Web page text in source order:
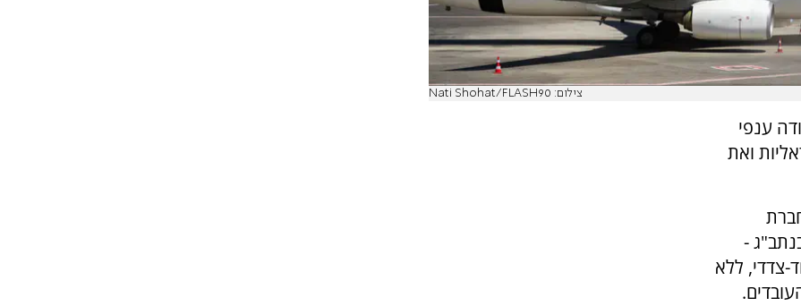
צילום: Nati Shohat/FLASH90
ענפי
ואת
-
צדדי, ללא